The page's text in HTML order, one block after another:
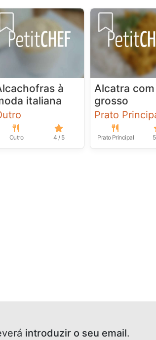
à
italiana
Outro 4 / 5
Alcatra com
grosso
Prato
Prato Principal
introduzir o seu email.